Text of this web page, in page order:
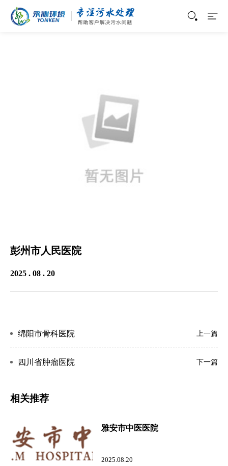
彭州市人民医院
2025 . 08 . 20
上一篇
绵阳市骨科医院
下一篇
四川省肿瘤医院
相关推荐
雅安市中医医院
2025.08.20